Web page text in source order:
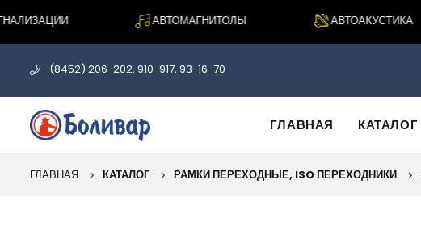
АВТОМАГНИТОЛЫ АВТОАКУСТИКА
(8452) 206-202, 910-917, 93-16-70
ГЛАВНАЯ КАТАЛОГ
ГЛАВНАЯ КАТАЛОГ РАМКИ ПЕРЕХОДНЫЕ, ISO ПЕРЕХОДНИКИ